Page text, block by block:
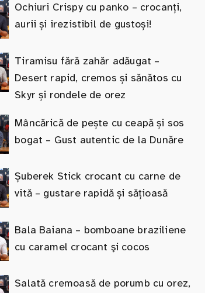
Ochiuri Crispy cu panko – crocanți,
aurii și irezistibil de gustoși!
Tiramisu fără zahăr adăugat –
Desert rapid, cremos și sănătos cu
Skyr și rondele de orez
Mâncărică de pește cu ceapă și sos
bogat – Gust autentic de la Dunăre
Șuberek Stick crocant cu carne de
vită – gustare rapidă și sățioasă
Bala Baiana – bomboane braziliene
cu caramel crocant şi cocos
Salată cremoasă de porumb cu orez,